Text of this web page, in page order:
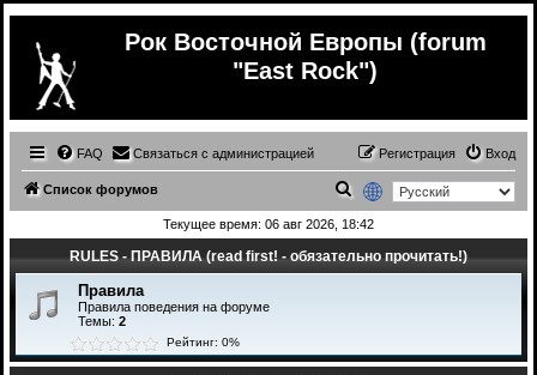
Рок Восточной Европы (forum
"East Rock")
FAQ Связаться с администрацией Вход
Регистрация
Список форумов
о
с
Текущее время: 06 авг 2026, 18:42
RULES - ПРАВИЛА (read first! - обязательно прочитать!)
Правила
Правила поведения на форуме
Темы: 2
Рейтинг: 0%